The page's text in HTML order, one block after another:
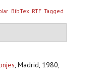
BibTex RTF Tagged
, Madrid, 1980,